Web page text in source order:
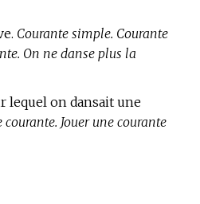
Courante simple. Courante
On ne danse plus la
lequel on dansait une
courante. Jouer une courante